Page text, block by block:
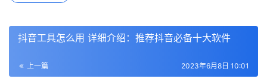
抖音工具怎么用 详细介绍：推荐抖音必备十大软件
上一篇 2023年6月8日 10:01